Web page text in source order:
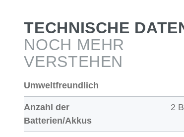
TECHNISCHE
NOCH MEHR
VERSTEHEN
Umweltfreundlich
Anzahl der
Batterien/Akkus
2